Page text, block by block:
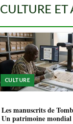
CULTURE ET
CULTURE
Les manuscrits de
Un patrimoine mondial